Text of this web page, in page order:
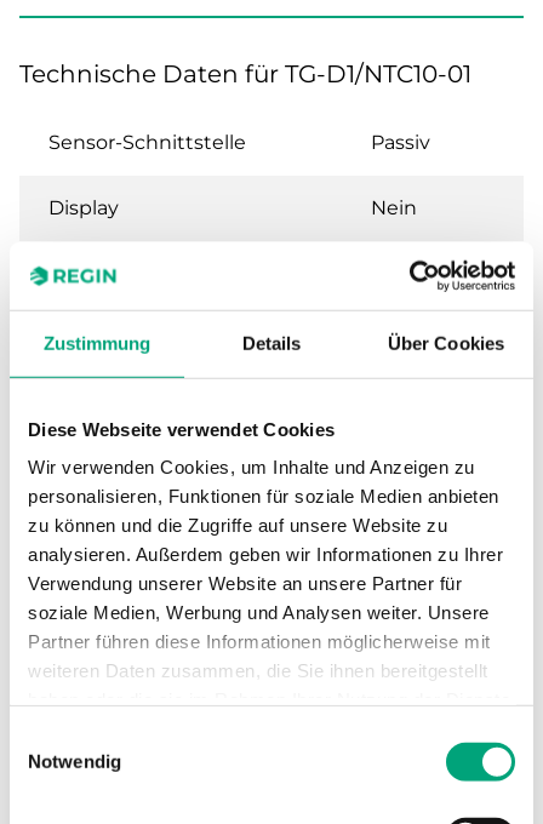
Zustimmung Details Über Cookies
Diese Webseite verwendet Cookies
Wir verwenden Cookies, um Inhalte und Anzeigen zu
personalisieren, Funktionen für soziale Medien anbieten
zu können und die Zugriffe auf unsere Website zu
analysieren. Außerdem geben wir Informationen zu Ihrer
Verwendung unserer Website an unsere Partner für
soziale Medien, Werbung und Analysen weiter. Unsere
Partner führen diese Informationen möglicherweise mit
weiteren Daten zusammen, die Sie ihnen bereitgestellt
Notwendig
Technische Daten für TG-D1/NTC10-01
Sensor-Schnittstelle Passiv
Display Nein
Eintauchlänge …135
Kabellänge 1.5 m
Messbereich, Temperatur -30…70 °C
Sensorelement NTC10-01
Nennwiderstand
Tauchfühler mit Kabel